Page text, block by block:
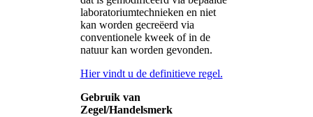
laboratoriumtechnieken en niet
kan worden gecreëerd via
conventionele kweek of in de
natuur kan worden gevonden.
Hier vindt u de definitieve regel.
Gebruik van
Zegel/Handelsmerk